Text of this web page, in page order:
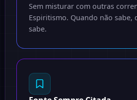
Sem misturar com outras
Espiritismo. Quando não sabe,
sabe.